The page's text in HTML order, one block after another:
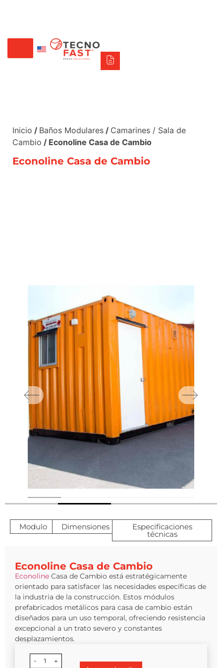
Inicio / Baños Modulares / Camarines / Sala de
Cambio / Econoline Casa de Cambio
Econoline Casa de Cambio
Modulo Dimensiones Especificaciones
técnicas
Econoline Casa de Cambio
Econoline Casa de Cambio está estratégicamente
orientado para satisfacer las necesidades específicas de
la industria de la construcción. Estos módulos
prefabricados metálicos para casa de cambio están
diseñados para un uso temporal, ofreciendo resistencia
excepcional a un trato severo y constantes
desplazamientos.
- 1 +